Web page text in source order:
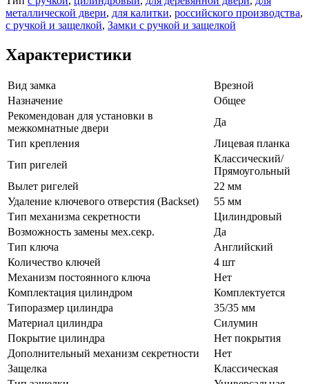
металлической двери, для калитки, российского производства,
с ручкой и защелкой, Замки с ручкой и защелкой
Характеристики
Вид замка
Врезной
Назначение
Общее
Рекомендован для установки в
межкомнатные двери
Да
Тип крепления
Лицевая планка
Тип ригелей
Классический/
Прямоугольный
Вылет ригелей
22 мм
Удаление ключевого отверстия (Backset)
55 мм
Тип механизма секретности
Цилиндровый
Возможность замены мех.секр.
Да
Тип ключа
Английский
Количество ключей
4 шт
Механизм постоянного ключа
Нет
Комплектация цилиндром
Комплектуется
Типоразмер цилиндра
35/35 мм
Материал цилиндра
Силумин
Покрытие цилиндра
Нет покрытия
Дополнительный механизм секретности
Нет
Защелка
Классическая